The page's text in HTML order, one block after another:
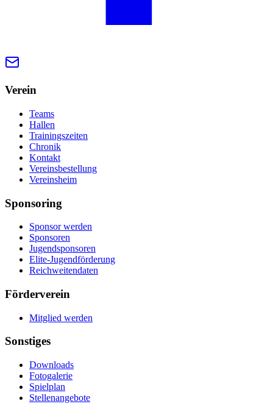
Verein
Teams
Hallen
Trainingszeiten
Chronik
Kontakt
Vereinsbestellung
Vereinsheim
Sponsoring
Sponsor werden
Sponsoren
Jugendsponsoren
Elite-Jugendförderung
Reichweitendaten
Förderverein
Mitglied werden
Sonstiges
Downloads
Fotogalerie
Spielplan
Stellenangebote